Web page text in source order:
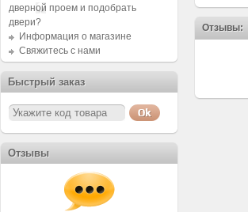
Отзывы:
дверной проем и подобрать
двери?
Информация о магазине
Свяжитесь с нами
Быстрый заказ
Отзывы